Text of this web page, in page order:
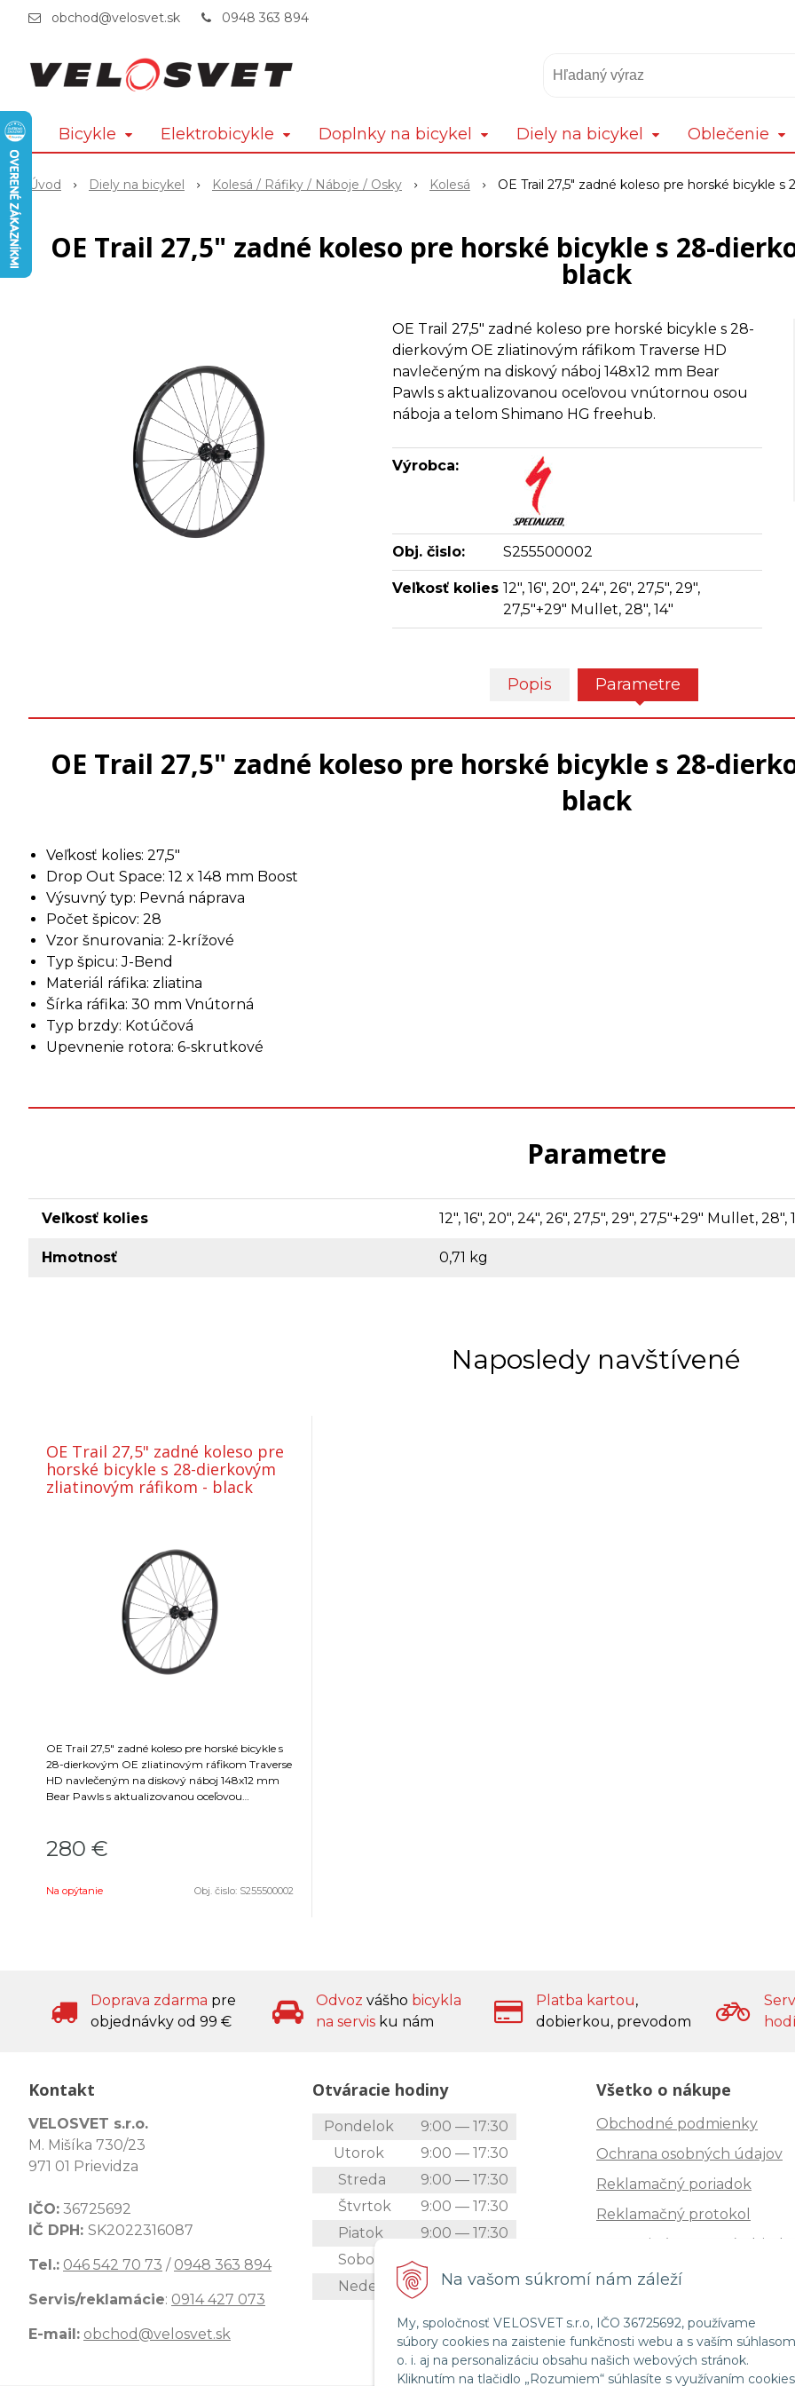
Na vašom súkromí nám záleží
My, spoločnosť VELOSVET s.r.o, IČO 36725692, používame
súbory cookies na zaistenie funkčnosti webu a s vaším súhlasom
o. i. aj na personalizáciu obsahu našich webových stránok.
Kliknutím na tlačidlo „Rozumiem“ súhlasíte s využívaním cookies
obchod@velosvet.sk 0948 363 894
Bicykle Elektrobicykle Doplnky na bicykel Diely na bicykel Oblečenie
Úvod Diely na bicykel Kolesá / Ráfiky / Náboje / Osky Kolesá OE Trail 27,5" zadné koleso pre horské bicykle
OE Trail 27,5" zadné koleso pre horské bicykle s 28-
black
OE Trail 27,5" zadné koleso pre horské bicykle s 28-
dierkovým OE zliatinovým ráfikom Traverse HD
navlečeným na diskový náboj 148x12 mm Bear
Pawls s aktualizovanou oceľovou vnútornou osou
náboja a telom Shimano HG freehub.
Výrobca:
Obj. čislo: S255500002
Veľkosť kolies 12", 16", 20", 24", 26", 27,5", 29",
27,5"+29" Mullet, 28", 14"
Popis Parametre
OE Trail 27,5" zadné koleso pre horské bicykle s 28-
black
Veľkosť kolies: 27,5"
Drop Out Space: 12 x 148 mm Boost
Výsuvný typ: Pevná náprava
Počet špicov: 28
Vzor šnurovania: 2-krížové
Typ špicu: J-Bend
Materiál ráfika: zliatina
Šírka ráfika: 30 mm Vnútorná
Typ brzdy: Kotúčová
Upevnenie rotora: 6-skrutkové
Parametre
Veľkosť kolies 12", 16", 20", 24", 26", 27,5", 29", 27,5"+29" Mullet, 28",
Hmotnosť 0,71 kg
Naposledy navštívené
OE Trail 27,5" zadné koleso pre
horské bicykle s 28-dierkovým
zliatinovým ráfikom - black
OE Trail 27,5" zadné koleso pre horské bicykle s
28-dierkovým OE zliatinovým ráfikom Traverse
HD navlečeným na diskový náboj 148x12 mm
Bear Pawls s aktualizovanou oceľovou
280 €
Na opýtanie Obj. čislo: S255500002
Doprava zdarma pre
objednávky od 99 €
Odvoz vášho bicykla
na servis ku nám
Platba kartou,
dobierkou, prevodom
Kontakt
VELOSVET s.r.o.
M. Mišíka 730/23
971 01 Prievidza
IČO: 36725692
IČ DPH: SK2022316087
Tel.: 046 542 70 73 / 0948 363 894
Servis/reklamácie: 0914 427 073
E-mail: obchod@velosvet.sk
Otváracie hodiny
Pondelok
9:00 — 17:30
Utorok
9:00 — 17:30
Streda
9:00 — 17:30
Štvrtok
9:00 — 17:30
Piatok
9:00 — 17:30
Sobota
9:00 — 12:00
Nedeľa
Zatvorené
Všetko o nákupe
Obchodné podmienky
Ochrana osobných údajov
Reklamačný poriadok
Reklamačný protokol
Zrušenie (STORNO)
Doprava
Štatút súťaže "Vianoce